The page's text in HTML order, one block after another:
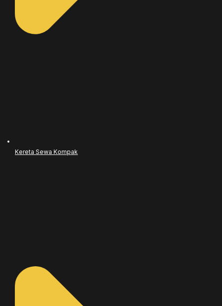
Kereta Sewa Kompak